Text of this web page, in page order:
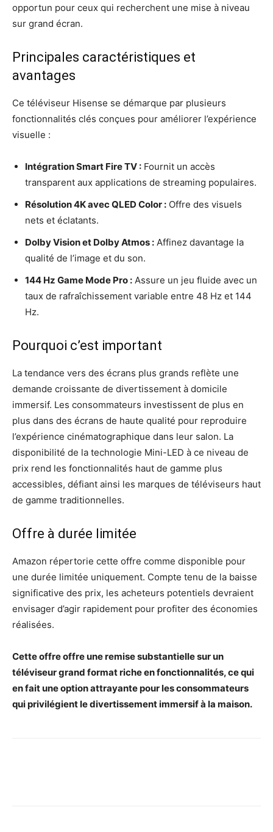
opportun pour ceux qui recherchent une mise à niveau
sur grand écran.
Principales caractéristiques et
avantages
Ce téléviseur Hisense se démarque par plusieurs
fonctionnalités clés conçues pour améliorer l’expérience
visuelle :
Intégration Smart Fire TV : Fournit un accès
transparent aux applications de streaming populaires.
Résolution 4K avec QLED Color : Offre des visuels
nets et éclatants.
Dolby Vision et Dolby Atmos : Affinez davantage la
qualité de l’image et du son.
144 Hz Game Mode Pro : Assure un jeu fluide avec un
taux de rafraîchissement variable entre 48 Hz et 144
Hz.
Pourquoi c’est important
La tendance vers des écrans plus grands reflète une
demande croissante de divertissement à domicile
immersif. Les consommateurs investissent de plus en
plus dans des écrans de haute qualité pour reproduire
l’expérience cinématographique dans leur salon. La
disponibilité de la technologie Mini-LED à ce niveau de
prix rend les fonctionnalités haut de gamme plus
accessibles, défiant ainsi les marques de téléviseurs haut
de gamme traditionnelles.
Offre à durée limitée
Amazon répertorie cette offre comme disponible pour
une durée limitée uniquement. Compte tenu de la baisse
significative des prix, les acheteurs potentiels devraient
envisager d’agir rapidement pour profiter des économies
réalisées.
Cette offre offre une remise substantielle sur un
téléviseur grand format riche en fonctionnalités, ce qui
en fait une option attrayante pour les consommateurs
qui privilégient le divertissement immersif à la maison.